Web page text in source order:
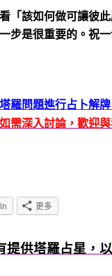
「該如何做可讓彼
步是很重要的。祝一
羅問題進行占卜解牌
如需深入討論，歡迎
更多
供塔羅占星，